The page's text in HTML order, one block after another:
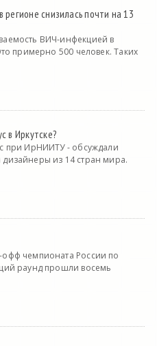
снизилась почти на 13
ВИЧ-инфекцией в
примерно 500 человек. Таких
в Иркутске?
при ИрНИИТУ - обсуждали
из 14 стран мира.
чемпионата России по
раунд прошли восемь